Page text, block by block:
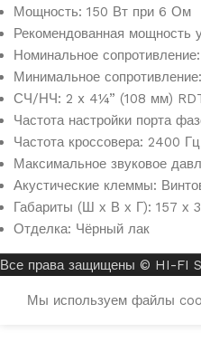
Мощность: 150 Вт при 6 Ом
Рекомендованная мощность
Номинальное
Минимальное
СЧ/НЧ: 2 x 4¼” (108 мм)
Частота настройки порта
Частота кроссовера: 2400 Гц
Максимальное звуковое
Акустические клеммы:
Габариты (Ш х В х Г): 157 х
Отделка: Чёрный лак
Все права защищены © HI-FI
Мы используем файлы